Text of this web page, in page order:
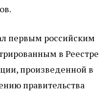
первым российским
в Реестре
произведенной в
правительства